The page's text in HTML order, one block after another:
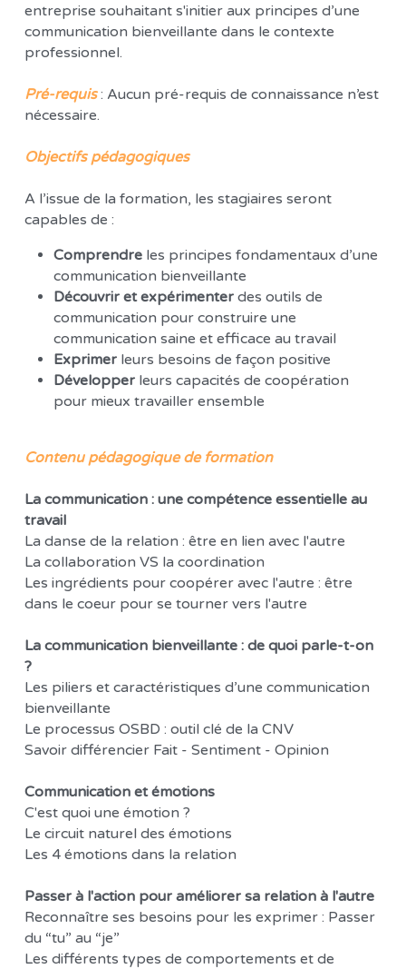
entreprise souhaitant s'initier aux principes d’une
communication bienveillante dans le contexte
professionnel.
Pré-requis : Aucun pré-requis de connaissance n’est
nécessaire.
Objectifs pédagogiques
A l’issue de la formation, les stagiaires seront
capables de :
Comprendre les principes fondamentaux d’une
communication bienveillante
Découvrir et expérimenter des outils de
communication pour construire une
communication saine et efficace au travail
Exprimer leurs besoins de façon positive
Développer leurs capacités de coopération
pour mieux travailler ensemble
Contenu pédagogique de formation
La communication : une compétence essentielle au
travail
La danse de la relation : être en lien avec l'autre
La collaboration VS la coordination
Les ingrédients pour coopérer avec l'autre : être
dans le coeur pour se tourner vers l'autre
La communication bienveillante : de quoi parle-t-on
?
Les piliers et caractéristiques d’une communication
bienveillante
Le processus OSBD : outil clé de la CNV
Savoir différencier Fait - Sentiment - Opinion
Communication et émotions
C'est quoi une émotion ?
Le circuit naturel des émotions
Les 4 émotions dans la relation
Passer à l'action pour améliorer sa relation à l'autre
Reconnaître ses besoins pour les exprimer : Passer
du “tu” au “je”
Les différents types de comportements et de